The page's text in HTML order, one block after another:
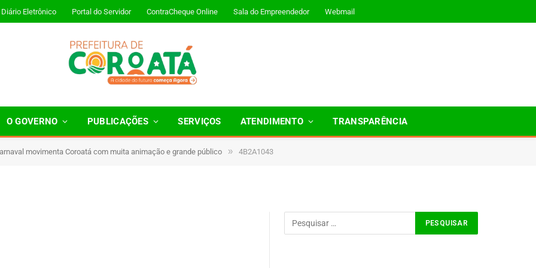
Diário Eletrônico Portal do Servidor ContraCheque Online Sala do Empreendedor Webmail
O GOVERNO PUBLICAÇÕES SERVIÇOS ATENDIMENTO TRANSPARÊNCIA
movimenta Coroatá com muita animação e grande público » 4B2A1043